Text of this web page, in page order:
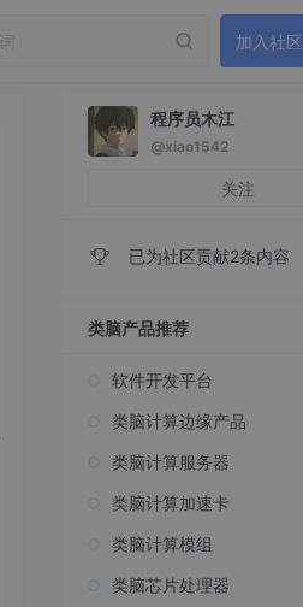
加入社区
程序员木江
@xiao1542
关注
已为社区贡献2条内容
类脑产品推荐
软件开发平台
类脑计算边缘产品
类脑计算服务器
类脑计算加速卡
类脑计算模组
类脑芯片处理器